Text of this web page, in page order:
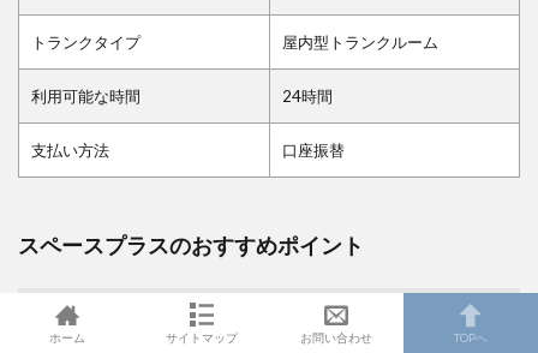
トランクタイプ 屋内型トランクルーム
利用可能な時間 24時間
支払い方法 口座振替
スペースプラスのおすすめポイント
千代田区に１店舗あり
ホーム サイトマップ お問い合わせ TOPへ